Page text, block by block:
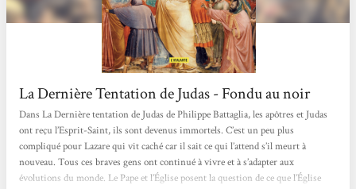
La Dernière Tentation de Judas - Fondu au noir
Dans La Dernière tentation de Judas de Philippe Battaglia, les apôtres et Judas
ont reçu l’Esprit-Saint, ils sont devenus immortels. C’est un peu plus
compliqué pour Lazare qui vit caché car il sait ce qui l’attend s’il meurt à
nouveau. Tous ces braves gens ont continué à vivre et à s’adapter aux
évolutions du monde. Le Pape et l’Église posent la question de ce que l’Église